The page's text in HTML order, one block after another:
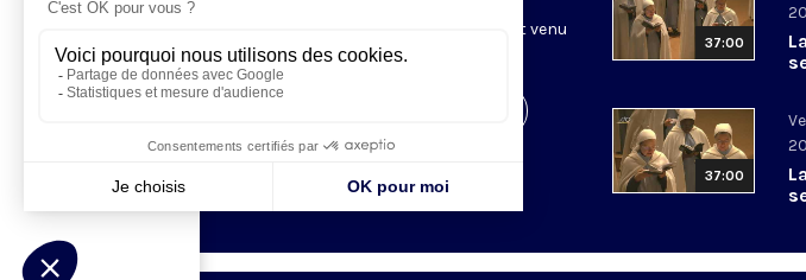
Résurrection du Seigneur, "soleil levant venu
nous visiter" (Lc 1,28).
37:00
37:00